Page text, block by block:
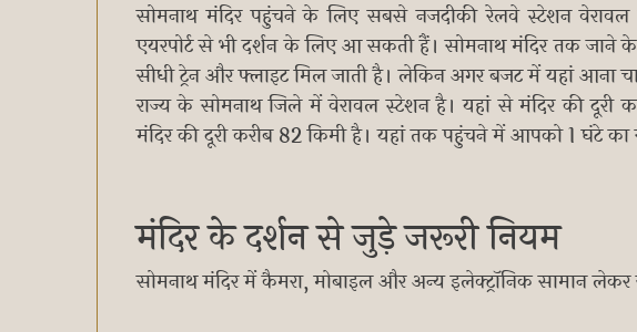
सोमनाथ मंदिर पहुंचने के लिए सबसे नजदीकी रेलवे स्टेशन
एयरपोर्ट से भी दर्शन के लिए आ सकती हैं। सोमनाथ मंदिर तक जाने
सीधी ट्रेन और फ्लाइट मिल जाती है। लेकिन अगर बजट में यहां आना
राज्य के सोमनाथ जिले में वेरावल स्टेशन है। यहां से मंदिर की दूरी
मंदिर की दूरी करीब 82 किमी है। यहां तक पहुंचने में आपको 1 घंटे
मंदिर के दर्शन से जुड़े जरूरी नियम
सोमनाथ मंदिर में कैमरा, मोबाइल और अन्य इलेक्ट्रॉनिक सामान